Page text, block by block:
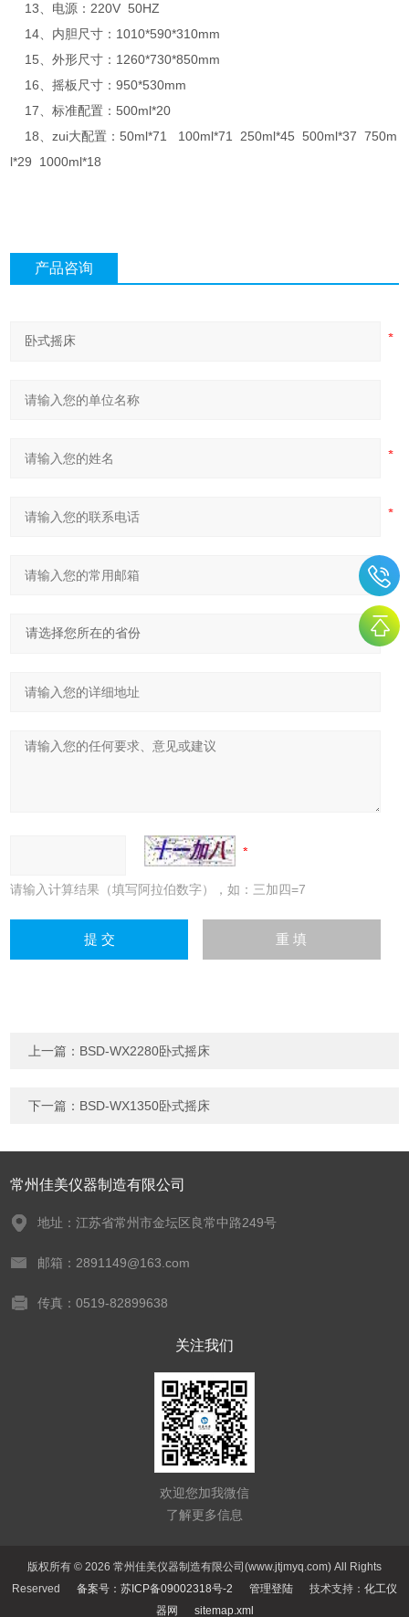
13、电源：220V 50HZ
14、内胆尺寸：1010*590*310mm
15、外形尺寸：1260*730*850mm
16、摇板尺寸：950*530mm
17、标准配置：500ml*20
18、zui大配置：50ml*71 100ml*71 250ml*45 500ml*37 750m
l*29 1000ml*18
产品咨询
请输入计算结果（填写阿拉伯数字），如：三加四=7
上一篇： BSD-WX2280卧式摇床
下一篇： BSD-WX1350卧式摇床
常州佳美仪器制造有限公司
地址：江苏省常州市金坛区良常中路249号
邮箱：2891149@163.com
传真：0519-82899638
关注我们
欢迎您加我微信
了解更多信息
版权所有 © 2026 常州佳美仪器制造有限公司(www.jtjmyq.com) All Rights
Reserved 备案号：苏ICP备09002318号-2 管理登陆 技术支持： 化工仪
器网
sitemap.xml